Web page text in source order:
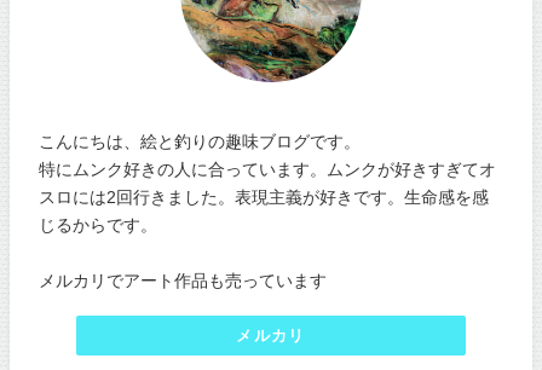
こんにちは、絵と釣りの趣味ブログです。
特にムンク好きの人に合っています。ムンクが好きすぎてオ
スロには2回行きました。表現主義が好きです。生命感を感
じるからです。
メルカリでアート作品も売っています
メルカリ